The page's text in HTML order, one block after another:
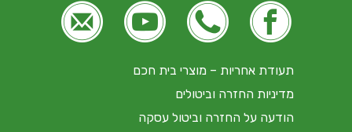
   
תעודת אחריות – מוצרי בית חכם
מדיניות החזרה וביטולים
הודעה על החזרה וביטול עסקה